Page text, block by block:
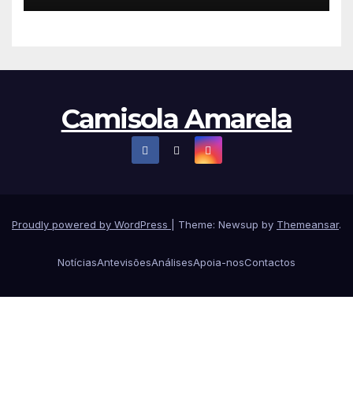
Camisola Amarela
Proudly powered by WordPress Theme: Newsup by Themeansar.
NotíciasAntevisõesAnálisesApoia-nosContactos